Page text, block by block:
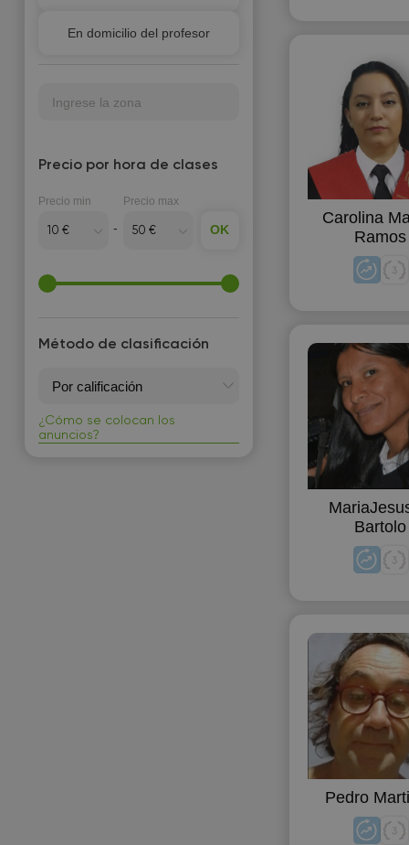
Carolina
Ramos
Bartolo
Pedro
Estudios superiores
Intermedio
Para adultos
Para ingresar a la universidad
Para niños
En domicilio del profesor
Ingrese la zona
Precio por hora de clases
Precio min Precio max
OK
Método de clasificación
¿Cómo se colocan los
anuncios?